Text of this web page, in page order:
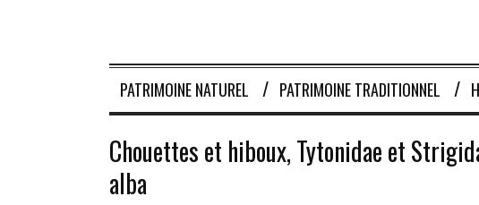
PATRIMOINE NATUREL PATRIMOINE TRADITIONNEL
Chouettes et hiboux, Tytonidae et
alba